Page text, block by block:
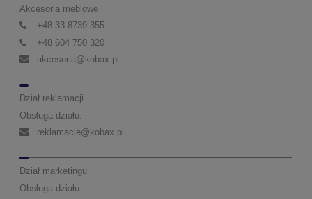
Akcesoria meblowe
+48 33 8739 355
+48 604 750 320
akcesoria@kobax.pl
Dział reklamacji
Obsługa działu:
reklamacje@kobax.pl
Dział marketingu
Obsługa działu: